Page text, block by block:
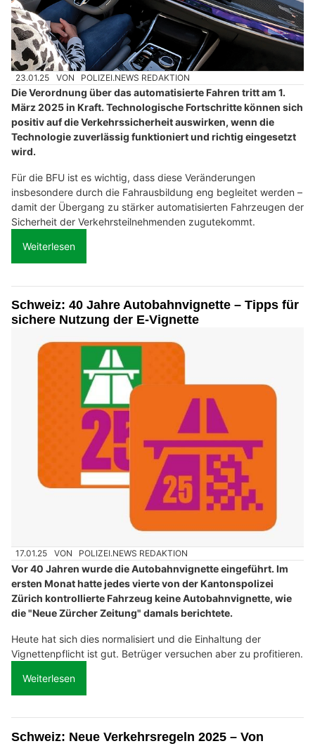
23.01.25 VON POLIZEI.NEWS REDAKTION
Die Verordnung über das automatisierte Fahren tritt am 1.
März 2025 in Kraft. Technologische Fortschritte können sich
positiv auf die Verkehrssicherheit auswirken, wenn die
Technologie zuverlässig funktioniert und richtig eingesetzt
wird.
Für die BFU ist es wichtig, dass diese Veränderungen
insbesondere durch die Fahrausbildung eng begleitet werden –
damit der Übergang zu stärker automatisierten Fahrzeugen der
Sicherheit der Verkehrsteilnehmenden zugutekommt.
Weiterlesen
Schweiz: 40 Jahre Autobahnvignette – Tipps für
sichere Nutzung der E-Vignette
17.01.25 VON POLIZEI.NEWS REDAKTION
Vor 40 Jahren wurde die Autobahnvignette eingeführt. Im
ersten Monat hatte jedes vierte von der Kantonspolizei
Zürich kontrollierte Fahrzeug keine Autobahnvignette, wie
die "Neue Zürcher Zeitung" damals berichtete.
Heute hat sich dies normalisiert und die Einhaltung der
Vignettenpflicht ist gut. Betrüger versuchen aber zu profitieren.
Weiterlesen
Schweiz: Neue Verkehrsregeln 2025 – Von